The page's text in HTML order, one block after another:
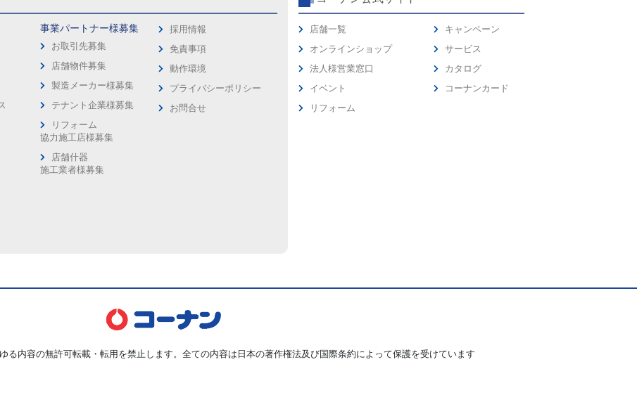
事業パートナー様募集
お取引先募集
店舗物件募集
製造メーカー様募集
テナント企業様募集
リフォーム
協力施工店様募集
店舗什器
施工業者様募集
採用情報
免責事項
動作環境
プライバシーポリシー
お問合せ
店舗一覧
オンラインショップ
法人様営業窓口
イベント
リフォーム
キャンペーン
サービス
カタログ
コーナンカード
る内容の無許可転載・転用を禁止します。全ての内容は日本の著作権法及び国際条約によって保護を受けています